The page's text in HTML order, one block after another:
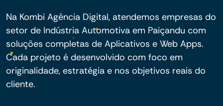
Na Kombi Agência Digital, atendemos empresas do
setor de Indústria Automotiva em Paiçandu com
soluções completas de Aplicativos e Web Apps.
Cada projeto é desenvolvido com foco em
originalidade, estratégia e nos objetivos reais do
cliente.